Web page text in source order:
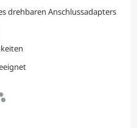
drehbaren Anschlussadapters